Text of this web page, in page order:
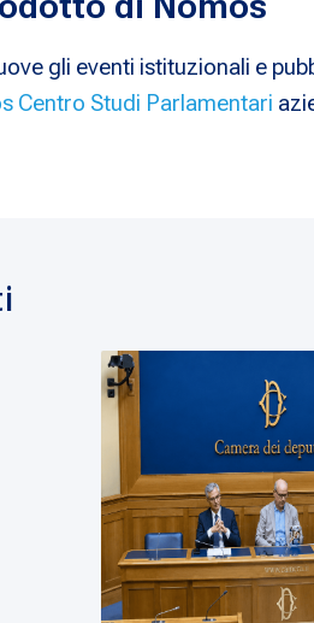
gli eventi istituzionali e
Centro Studi Parlamentari